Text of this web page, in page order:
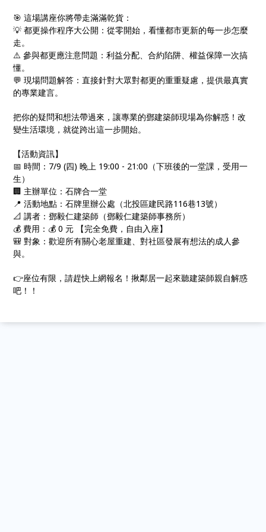
🎯 這場講座你將帶走滿滿乾貨：
💡 都更操作程序大公開：從零開始，看懂都市更新的每一步怎麼
走。
⚠️ 參與都更應注意問題：利益分配、合約陷阱、權益保障一次搞
懂。
💬 現場問題解答：直接針對大眾對都更的重重疑慮，提供最真實
的專業建言。
把你的疑問和想法帶過來，讓專業的鄧建築師現場為你解惑！改
變生活環境，就從跨出這一步開始。
【活動資訊】
📅 時間：7/9 (四) 晚上 19:00 - 21:00（下班後的一堂課，受用一
生）
🏢 主辦單位：石牌合一堂
📍 活動地點：石牌里辦公處（北投區建民路116巷13號）
📐 講者：鄧毅仁建築師（鄧毅仁建築師事務所）
💰 費用：💰 0 元 【完全免費，自由入座】
🎒 對象：歡迎所有關心老屋重建、對社區發展有想法的成人參
與。
👉座位有限，請趕快上網報名！揪鄰居一起來聽建築師親自解惑
吧！！